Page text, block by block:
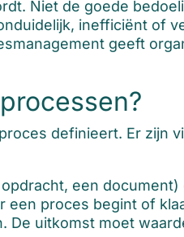
Niet de goede
inefficiënt of
geeft
definieert. Er zijn
een
een proces begint of
uitkomst moet